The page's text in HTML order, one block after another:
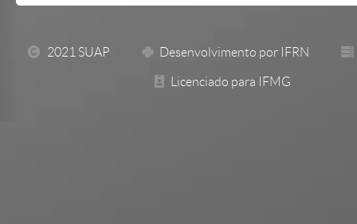
2021 SUAP Desenvolvimento por IFRN
Licenciado para IFMG